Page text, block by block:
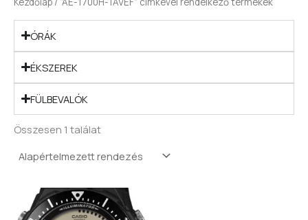
ÓRÁK
ÉKSZEREK
FÜLBEVALÓK
Összesen 1 találat